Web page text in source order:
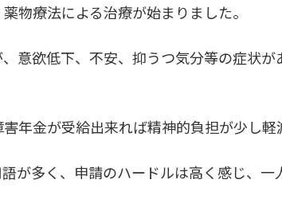
物療法による治療が始まりました。
意欲低下、不安、抑うつ気分等の症状
年金が受給出来れば精神的負担が少し
が多く、申請のハードルは高く感じ、